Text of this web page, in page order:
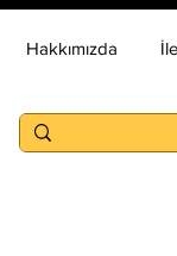
Hakkımızda